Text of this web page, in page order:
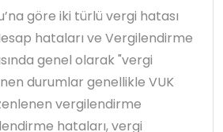
göre iki türlü vergi hatası
hataları ve Vergilendirme
genel olarak "vergi
durumlar genellikle VUK
vergilendirme
hataları, vergi